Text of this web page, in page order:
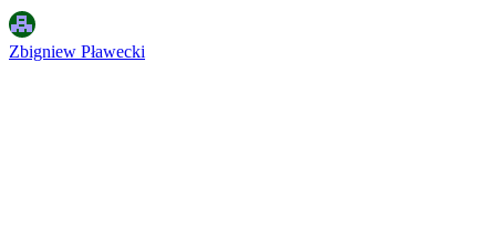
Zbigniew Pławecki